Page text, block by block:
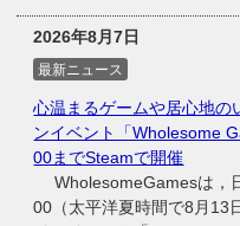
2026年8月7日
最新ニュース
心温まるゲームや居心地の
ンイベント「Wholesome
00までSteamで開催
WholesomeGamesは，
00（太平洋夏時間で8月13